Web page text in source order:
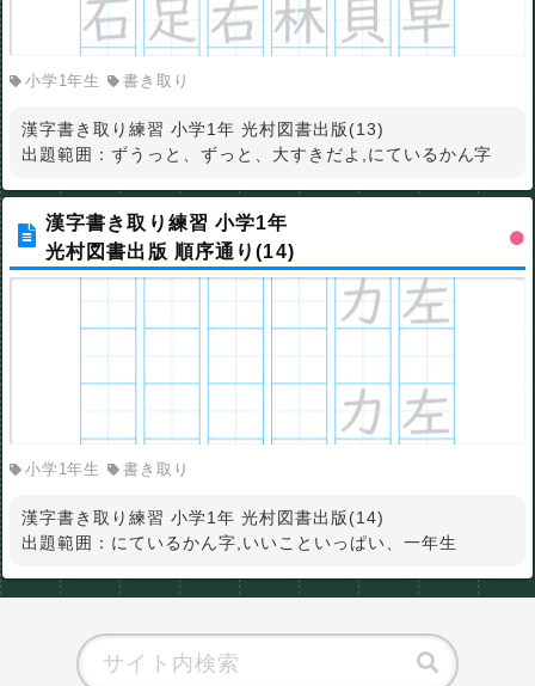
小学1年生 書き取り
漢字書き取り練習 小学1年 光村図書出版(13)
出題範囲：ずうっと、ずっと、大すきだよ,にているかん字
漢字書き取り練習 小学1年
光村図書出版 順序通り(14)
小学1年生 書き取り
漢字書き取り練習 小学1年 光村図書出版(14)
出題範囲：にているかん字,いいこといっぱい、一年生